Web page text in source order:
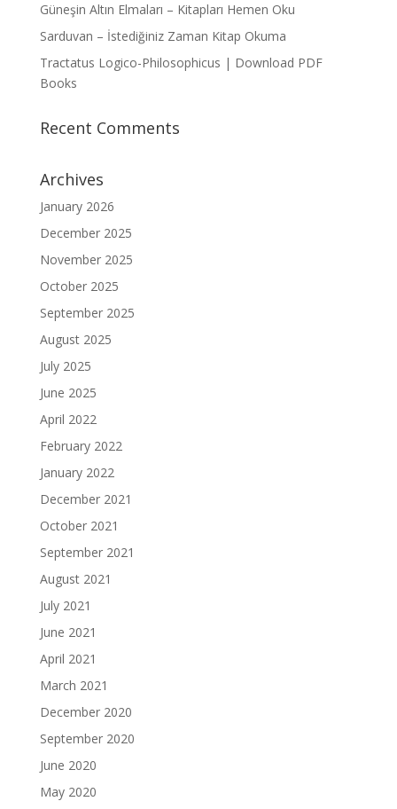
Güneşin Altın Elmaları – Kitapları Hemen Oku
Sarduvan – İstediğiniz Zaman Kitap Okuma
Tractatus Logico-Philosophicus | Download PDF
Books
Recent Comments
Archives
January 2026
December 2025
November 2025
October 2025
September 2025
August 2025
July 2025
June 2025
April 2022
February 2022
January 2022
December 2021
October 2021
September 2021
August 2021
July 2021
June 2021
April 2021
March 2021
December 2020
September 2020
June 2020
May 2020